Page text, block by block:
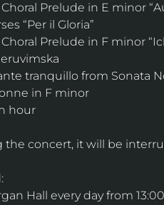
Prelude in E minor
“Per il Gloria”
Prelude in F minor
tranquillo from Sonata
in F minor
hour
the concert, it will be
Hall every day from